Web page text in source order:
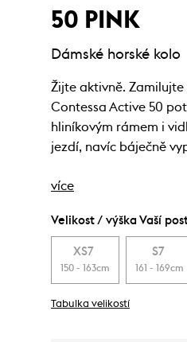
50 PINK
Dámské horské kolo
Žijte aktivně. Zamilujte
Contessa Active 50
hliníkovým rámem i
jezdí, navíc báječně
více
Velikost / výška Vaší
XS7
150 - 163cm
S7
161 - 169cm
Tabulka velikostí